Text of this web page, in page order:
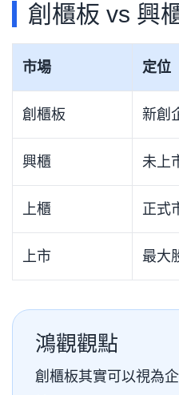
創櫃板 vs 興
市場 定位
創櫃板 新創
興櫃 未上
上櫃 正式
上市 最大
鴻觀觀點
創櫃板其實可以視為